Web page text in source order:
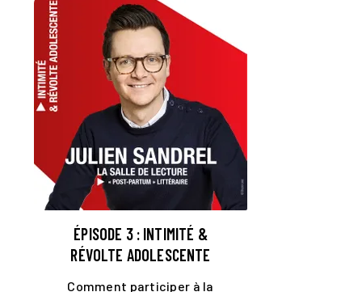
ÉPISODE 3 : INTIMITÉ &
RÉVOLTE ADOLESCENTE
Comment participer à la